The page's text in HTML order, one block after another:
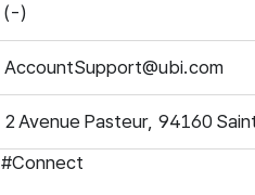
(-)
AccountSupport@ubi.com
2 Avenue Pasteur, 94160
#Connect